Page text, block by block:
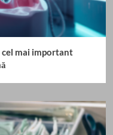
cel mai important